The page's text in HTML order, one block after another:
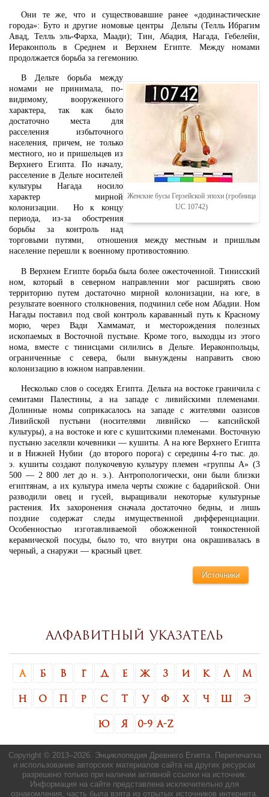
Они те же, что и существовавшие ранее «додинастические
города»: Буто и другие номовые центры Дельты (Телль Ибрагим
Авад, Телль эль-Фарха, Маади); Тин, Абадия, Нагада, Гебелейн,
Иераконполь в Среднем и Верхнем Египте. Между номами
продолжается борьба за гегемонию.
Женские бусы Герзейской эпохи (гробница
UC 10742)
В Дельте борьба между
номами не принимала, по-
видимому, вооруженного
характера, так как было
достаточно места для
расселения избыточного
населения, причем, не только
местного, но и пришельцев из
Верхнего Египта. По началу,
расселение в Дельте носителей
культуры Нагада носило
характер мирной
колонизации. Но к концу
периода, из-за обострения
борьбы за контроль над
торговыми путями, отношения между местным и пришлым
население перешли к военному противостоянию.
В Верхнем Египте борьба была более ожесточенной. Тинисский
ном, который в северном направлении мог расширять свою
территорию путем достаточно мирной колонизации, на юге, в
результате военного столкновения, подчинил себе ном Абадии. Ном
Нагады поставил под свой контроль караванный путь к Красному
морю, через Вади Хаммамат, и месторождения полезных
ископаемых в Восточной пустыне. Кроме того, выходцы из этого
нома, вместе с тинисцами силились в Дельте. Иераконпольцы,
ограниченные с севера, были вынуждены направить свою
колонизацию в южном направлении.
Несколько слов о соседях Египта. Дельта на востоке граничила с
семитами Палестины, а на западе с ливийскими племенами.
Долинные номы соприкасалось на западе с жителями оазисов
Ливийской пустыни (носителями ливийско — капсийской
культуры), а на востоке и юге с кушитскими племенами. Восточную
пустыню заселяли кочевники — кушиты. А на юге Верхнего Египта
и в Нижней Нубии (до второго порога) с середины 4-го тыс. до.
э. кушиты создают полукочевую культуру племен «группы А» (3
500 — 2 800 лет до н. э.). Антропологически, они были близки
египтянам, а их культура имела черты схожие с бадарийской. Они
разводили овец и гусей, выращивали некоторые культурные
растения. Их захоронения сначала достаточно бедны, и лишь
поздние содержат следы имущественной дифференциации.
Особенностью изготавливаемой обожженной тонкостенной
керамической посуды, было то, что внутри она окрашивалась в
черный, а снаружи — красный цвет.
Источники
Алфавитный указатель
А Б В Г Д Е Ж З И К Л М
Н О Р С У Ф Х Ч Э
Ю Я 0-9 A-Z
Copyright © 2013–2026. Энциклопедия Древнего Египта. Перепечатка
и использование авторских материалов сайта на других ресурсах
разрешено только при наличии активной ссылки на источник.
Информация на сайте представлена исключительно для
ознакомления, часть была взята из отрытых источников интернета.